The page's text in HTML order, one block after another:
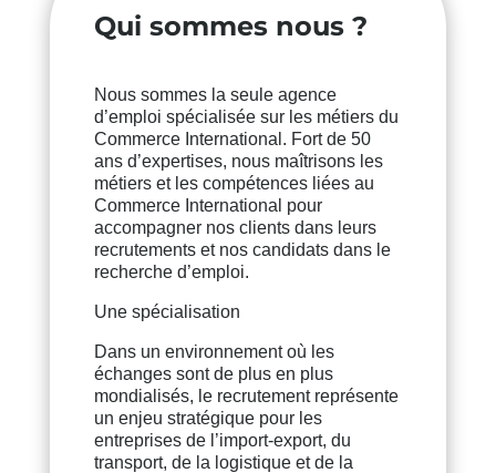
Qui sommes nous ?
Nous sommes la seule agence
d’emploi spécialisée sur les métiers du
Commerce International. Fort de 50
ans d’expertises, nous maîtrisons les
métiers et les compétences liées au
Commerce International pour
accompagner nos clients dans leurs
recrutements et nos candidats dans le
recherche d’emploi.
Une spécialisation
Dans un environnement où les
échanges sont de plus en plus
mondialisés, le recrutement représente
un enjeu stratégique pour les
entreprises de l’import-export, du
transport, de la logistique et de la